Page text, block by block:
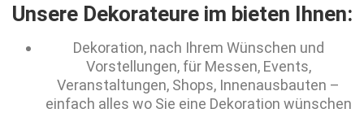
Unsere Dekorateure im bieten Ihnen:
Dekoration, nach Ihrem Wünschen und
Vorstellungen, für Messen, Events,
Veranstaltungen, Shops, Innenausbauten –
einfach alles wo Sie eine Dekoration wünschen